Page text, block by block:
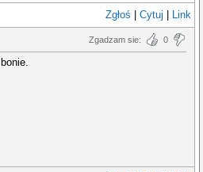
Zgłoś Cytuj Link
Zgadzam sie: 0